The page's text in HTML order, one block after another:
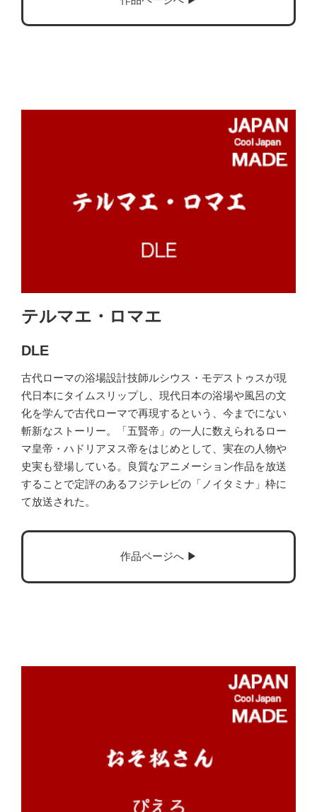
テルマエ・ロマエ
DLE
古代ローマの浴場設計技師ルシウス・モデストゥスが現
代日本にタイムスリップし、現代日本の浴場や風呂の文
化を学んで古代ローマで再現するという、今までにない
斬新なストーリー。「五賢帝」の一人に数えられるロー
マ皇帝・ハドリアヌス帝をはじめとして、実在の人物や
史実も登場している。良質なアニメーション作品を放送
することで定評のあるフジテレビの「ノイタミナ」枠に
て放送された。
作品ページへ ▶︎